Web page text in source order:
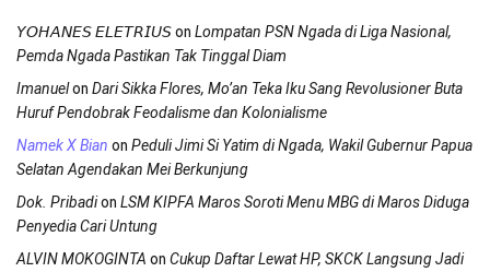
𝘠𝘖𝘏𝘈𝘕𝘌𝘚 𝘌𝘓𝘌𝘛𝘙𝘐𝘜𝘚on Lompatan PSN Ngada di Liga Nasional,
Pemda Ngada Pastikan Tak Tinggal Diam
Imanuelon Dari Sikka Flores, Mo’an Teka Iku Sang Revolusioner Buta
Huruf Pendobrak Feodalisme dan Kolonialisme
Namek X Bian on Peduli Jimi Si Yatim di Ngada, Wakil Gubernur Papua
Selatan Agendakan Mei Berkunjung
Dok. Pribadion LSM KIPFA Maros Soroti Menu MBG di Maros Diduga
Penyedia Cari Untung
ALVIN MOKOGINTA on Cukup Daftar Lewat HP, SKCK Langsung Jadi